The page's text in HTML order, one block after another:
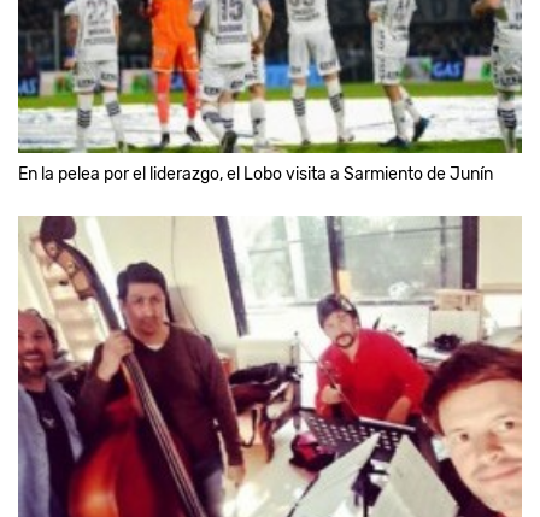
En la pelea por el liderazgo, el Lobo visita a Sarmiento de Junín